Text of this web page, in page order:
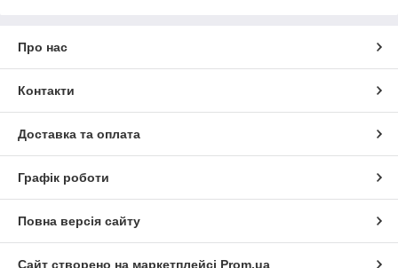
Про нас
Контакти
Доставка та оплата
Графік роботи
Повна версія сайту
Сайт створено на маркетплейсі Prom.ua